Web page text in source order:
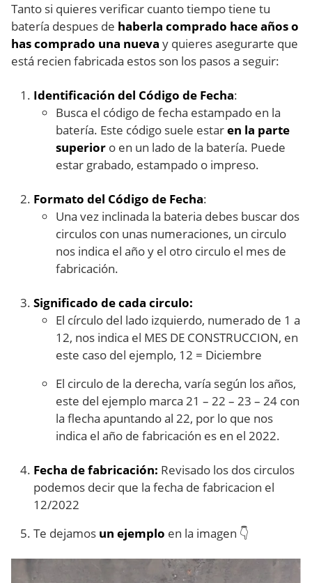
Tanto si quieres verificar cuanto tiempo tiene tu
batería despues de haberla comprado hace años o
has comprado una nueva y quieres asegurarte que
está recien fabricada estos son los pasos a seguir:
Identificación del Código de Fecha:
Busca el código de fecha estampado en la
batería. Este código suele estaren la parte
superior o en un lado de la batería. Puede
estar grabado, estampado o impreso.
Formato del Código de Fecha:
Una vez inclinada la bateria debes buscar dos
circulos con unas numeraciones, un circulo
nos indica el año y el otro circulo el mes de
fabricación.
Significado de cada circulo:
El círculo del lado izquierdo, numerado de 1 a
12, nos indica el MES DE CONSTRUCCION, en
este caso del ejemplo, 12 = Diciembre
El circulo de la derecha, varía según los años,
este del ejemplo marca 21 – 22 – 23 – 24 con
la flecha apuntando al 22, por lo que nos
indica el año de fabricación es en el 2022.
Fecha de fabricación: Revisado los dos circulos
podemos decir que la fecha de fabricacion el
12/2022
Te dejamos un ejemplo en la imagen 👇